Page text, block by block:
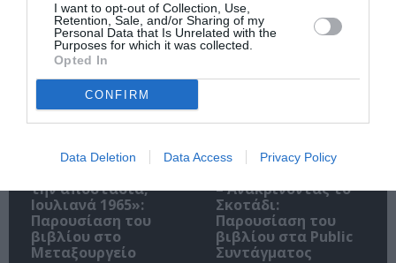
I want to opt-out of Collection, Use,
Retention, Sale, and/or Sharing of my
Personal Data that Is Unrelated with the
Purposes for which it was collected.
Opted In
CONFIRM
Data Deletion Data Access Privacy Policy
για το Βραβείο
Booker 2026
την αποστασία,
Ιουλιανά 1965»:
Παρουσίαση του
βιβλίου στο
Μεταξουργείο
– Ανακρίνοντας το
Σκοτάδι:
Παρουσίαση του
βιβλίου στα Public
Συντάγματος